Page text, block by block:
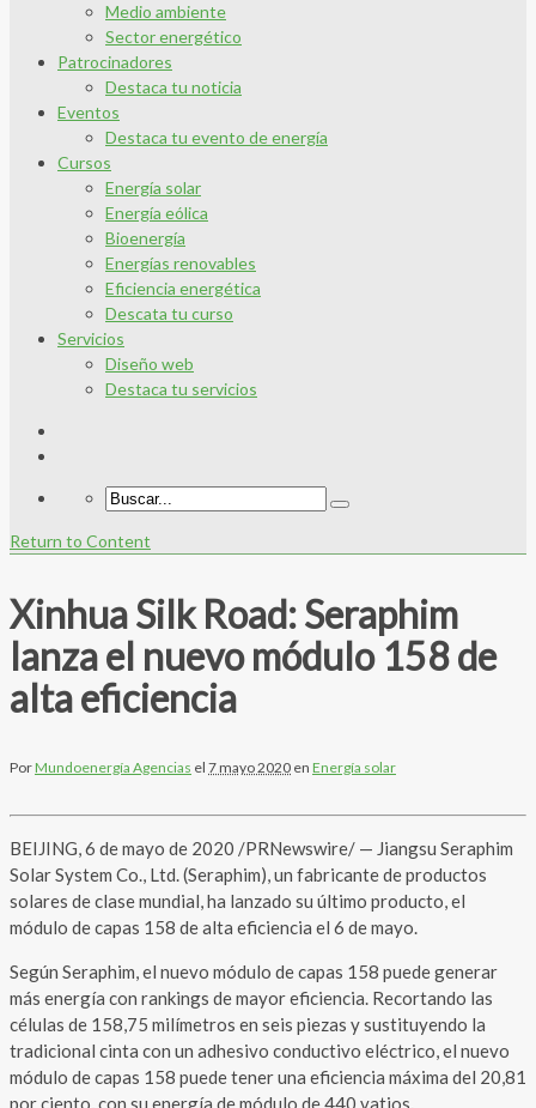
Medio ambiente
Sector energético
Patrocinadores
Destaca tu noticia
Eventos
Destaca tu evento de energía
Cursos
Energía solar
Energía eólica
Bioenergía
Energías renovables
Eficiencia energética
Descata tu curso
Servicios
Diseño web
Destaca tu servicios
Return to Content
Xinhua Silk Road: Seraphim
lanza el nuevo módulo 158 de
alta eficiencia
PorMundoenergía Agencias el 7 mayo 2020 en Energía solar
BEIJING, 6 de mayo de 2020 /PRNewswire/ — Jiangsu Seraphim
Solar System Co., Ltd. (Seraphim), un fabricante de productos
solares de clase mundial, ha lanzado su último producto, el
módulo de capas 158 de alta eficiencia el 6 de mayo.
Según Seraphim, el nuevo módulo de capas 158 puede generar
más energía con rankings de mayor eficiencia. Recortando las
células de 158,75 milímetros en seis piezas y sustituyendo la
tradicional cinta con un adhesivo conductivo eléctrico, el nuevo
módulo de capas 158 puede tener una eficiencia máxima del 20,81
por ciento, con su energía de módulo de 440 vatios.